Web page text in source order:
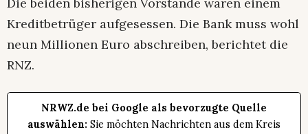
Die beiden bisherigen Vorstände waren einem
Kreditbetrüger aufgesessen. Die Bank muss wohl
neun Millionen Euro abschreiben, berichtet die
RNZ.
NRWZ.de bei Google als bevorzugte Quelle
auswählen: Sie möchten Nachrichten aus dem Kreis